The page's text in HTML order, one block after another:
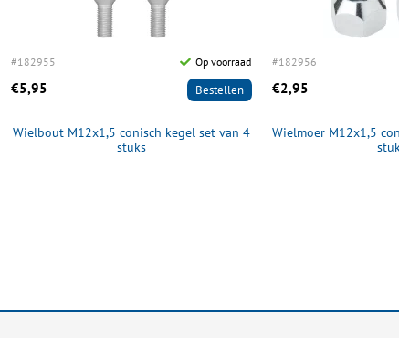
#182955 Op voorraad
€5,95 Bestellen
Wielbout M12x1,5 conisch kegel set van 4
stuks
#182956
€2,95
Wielmoer M12x1,5